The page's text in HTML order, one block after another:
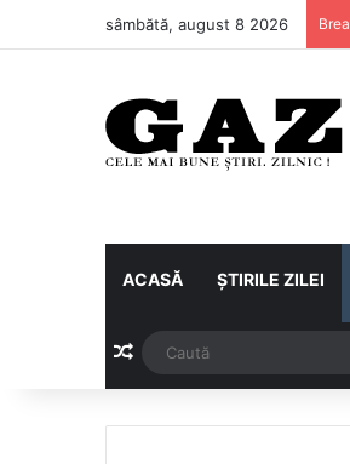
sâmbătă, august 8 2026
ACASĂ ȘTIRILE ZILEI
Articol aleatoriu